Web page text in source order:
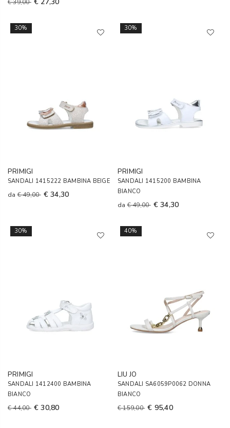
€ 39,00
30%
PRIMIGI
SANDALI 1415222 BAMBINA BEIGE
da€ 49,00 € 34,30
30%
PRIMIGI
SANDALI 1415200 BAMBINA
BIANCO
da€ 49,00 € 34,30
30%
PRIMIGI
SANDALI 1412400 BAMBINA
BIANCO
€ 44,00 € 30,80
40%
LIU JO
SANDALI SA6059P0062 DONNA
BIANCO
€ 159,00 € 95,40